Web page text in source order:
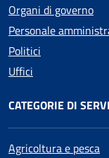
Organi di governo
Personale
Politici
Uffici
CATEGORIE DI
Agricoltura e pesca